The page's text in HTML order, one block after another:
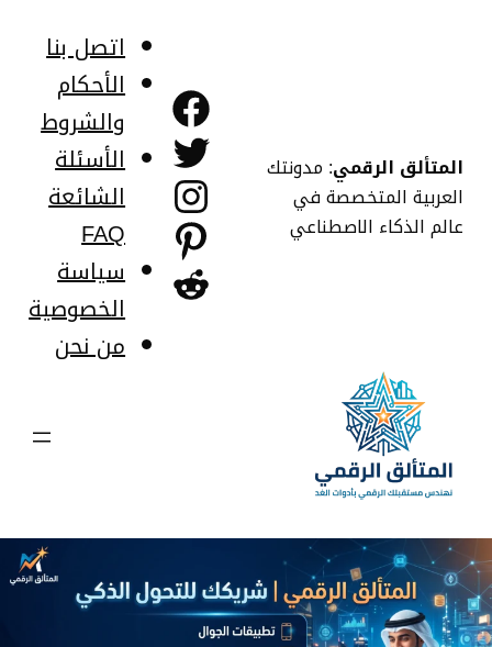
المتألق الرقمي: مدونتك
العربية المتخصصة في
عالم الذكاء الاصطناعي
فيسبوك
تويتر
إنستجرام
بينتريست
ريديت
اتصل بنا
الأحكام
والشروط
الأسئلة
الشائعة
FAQ
سياسة
الخصوصية
من نحن